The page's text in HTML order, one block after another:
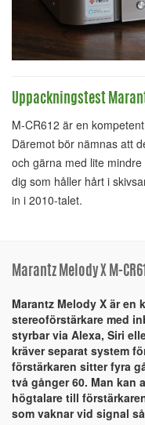
Uppackningstest
M-CR612 är en
Däremot bör nämnas att
och gärna med lite
dig som håller hårt i
in i 2010-talet.
Marantz Melody X M-
Marantz Melody X är
stereoförstärkare med
styrbar via Alexa, Siri
kräver separat system
förstärkaren sitter fyra
två gånger 60. Man kan
högtalare till
som vaknar vid signal